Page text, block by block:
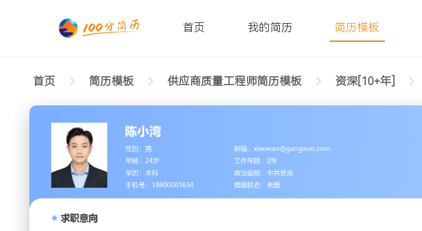
首页 我的简历 简历模板
首页 简历模板 供应商质量工程师简历模板 资深[10+年]
返回样式图
正在查看10+年经验供应商质量工程师简历模板（专业款）文字版
陈小湾